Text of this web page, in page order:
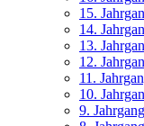
15.
14.
13.
12.
11.
10.
9.